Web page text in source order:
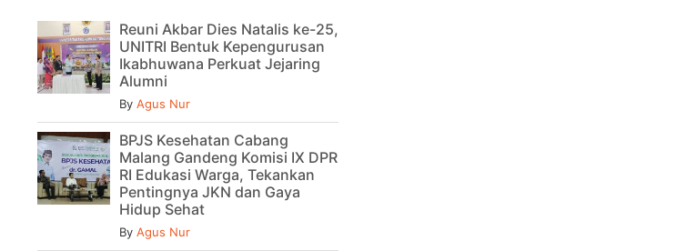
Reuni Akbar Dies Natalis ke-25,
UNITRI Bentuk Kepengurusan
Ikabhuwana Perkuat Jejaring
Alumni
By Agus Nur
BPJS Kesehatan Cabang
Malang Gandeng Komisi IX DPR
RI Edukasi Warga, Tekankan
Pentingnya JKN dan Gaya
Hidup Sehat
By Agus Nur